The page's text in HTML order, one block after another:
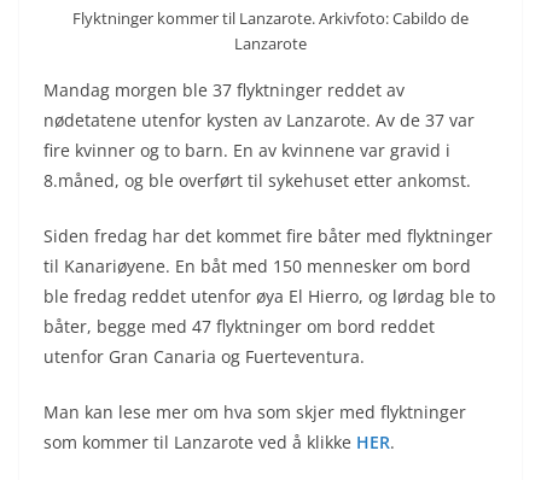
Flyktninger kommer til Lanzarote. Arkivfoto: Cabildo de
Lanzarote
Mandag morgen ble 37 flyktninger reddet av
nødetatene utenfor kysten av Lanzarote. Av de 37 var
fire kvinner og to barn. En av kvinnene var gravid i
8.måned, og ble overført til sykehuset etter ankomst.
Siden fredag har det kommet fire båter med flyktninger
til Kanariøyene. En båt med 150 mennesker om bord
ble fredag reddet utenfor øya El Hierro, og lørdag ble to
båter, begge med 47 flyktninger om bord reddet
utenfor Gran Canaria og Fuerteventura.
Man kan lese mer om hva som skjer med flyktninger
som kommer til Lanzarote ved å klikke HER.